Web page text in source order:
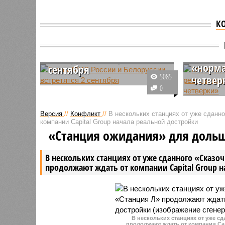
Главы МИД России и
сентября
Мария Захарова, офпред МИД
Министерство иностранных дел
России и Белоруссии Сергея
Лаврова и Владимира Макея.
5085
0
Глава
Маас
будут
время
Версия // Конфликт // В нескольких станциях от уже
компании Capital Group начала реальной достройки
В нескольких станциях от уже сданного
продолжают ждать от компании Capital Group
«Станция ожидания» для
В нескольких станциях от уже
продолжают ждать от компании